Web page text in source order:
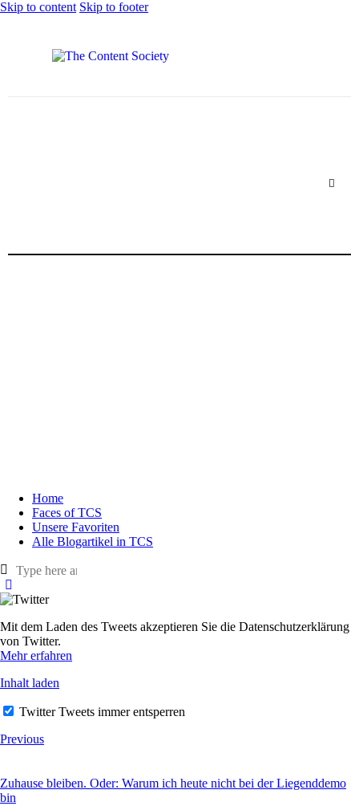
Skip to content Skip to footer
Home
Faces of TCS
Unsere Favoriten
Alle Blogartikel in TCS
Mit dem Laden des Tweets akzeptieren Sie die Datenschutzerklärung
von Twitter.
Mehr erfahren
Inhalt laden
Twitter Tweets immer entsperren
Previous
Zuhause bleiben. Oder: Warum ich heute nicht bei der Liegenddemo
bin